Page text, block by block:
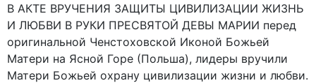
В АКТЕ ВРУЧЕНИЯ ЗАЩИТЫ ЦИВИЛИЗАЦИИ ЖИЗНЬ
И ЛЮБВИ В РУКИ ПРЕСВЯТОЙ ДЕВЫ МАРИИ перед
оригинальной Ченстоховской Иконой Божьей
Матери на Ясной Горе (Польша), лидеры вручили
Матери Божьей охрану цивилизации жизни и любви.